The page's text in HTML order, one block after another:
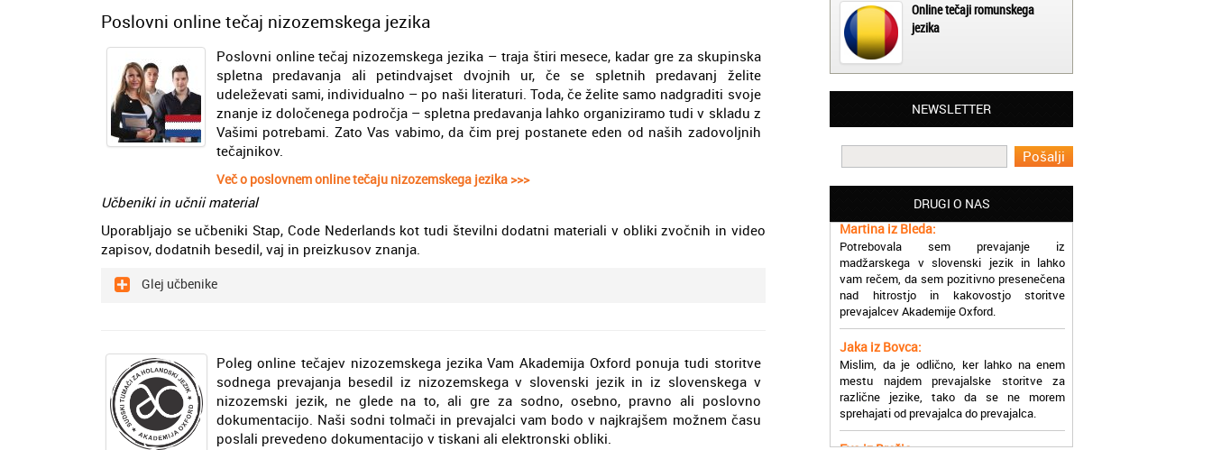
Poslovni online tečaj nizozemskega jezika
Poslovni online tečaj nizozemskega jezika – traja štiri mesece, kadar gre za skupinska
spletna predavanja ali petindvajset dvojnih ur, če se spletnih predavanj želite
udeleževati sami, individualno – po naši literaturi. Toda, če želite samo nadgraditi svoje
znanje iz določenega področja – spletna predavanja lahko organiziramo tudi v skladu z
Vašimi potrebami. Zato Vas vabimo, da čim prej postanete eden od naših zadovoljnih
tečajnikov.
Več o poslovnem online tečaju nizozemskega jezika >>>
Učbeniki in učnii material
Uporabljajo se učbeniki Stap, Code Nederlands kot tudi številni dodatni materiali v obliki zvočnih in video
zapisov, dodatnih besedil, vaj in preizkusov znanja.
Glej učbenike
Poleg online tečajev nizozemskega jezika Vam Akademija Oxford ponuja tudi storitve
sodnega prevajanja besedil iz nizozemskega v slovenski jezik in iz slovenskega v
nizozemski jezik, ne glede na to, ali gre za sodno, osebno, pravno ali poslovno
dokumentacijo. Naši sodni tolmači in prevajalci vam bodo v najkrajšem možnem času
poslali prevedeno dokumentacijo v tiskani ali elektronski obliki.
Online tečaji romunskega
jezika
NEWSLETTER
DRUGI O NAS
Matjaž iz Ajdovščine:
prevajalske storitve opravljajo hitro in
učinkoviti.
Martina iz Bleda:
Potrebovala sem prevajanje iz
madžarskega v slovenski jezik in lahko
vam rečem, da sem pozitivno presenečena
nad hitrostjo in kakovostjo storitve
prevajalcev Akademije Oxford.
Jaka iz Bovca:
Mislim, da je odlično, ker lahko na enem
mestu najdem prevajalske storitve za
različne jezike, tako da se ne morem
sprehajati od prevajalca do prevajalca.
Eva iz Brežic:
Nujno sem potrebovala prevod v francoski